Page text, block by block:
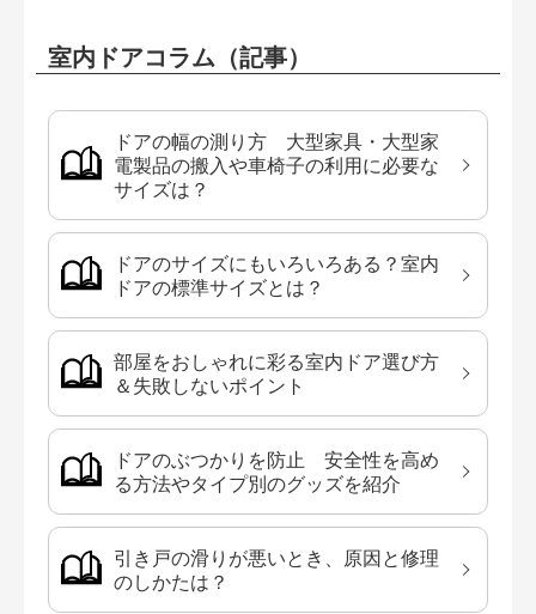
室内ドアコラム（記事）
ドアの幅の測り方 大型家具・大型家
電製品の搬入や車椅子の利用に必要な
サイズは？
ドアのサイズにもいろいろある？室内
ドアの標準サイズとは？
部屋をおしゃれに彩る室内ドア選び方
＆失敗しないポイント
ドアのぶつかりを防止 安全性を高め
る方法やタイプ別のグッズを紹介
引き戸の滑りが悪いとき、原因と修理
のしかたは？